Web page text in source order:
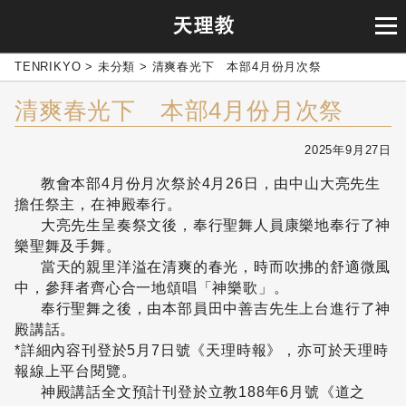
TENRIKYO > 未分類 > 清爽春光下 本部4月份月次祭
清爽春光下 本部4月份月次祭
2025年9月27日
教會本部4月份月次祭於4月26日，由中山大亮先生
擔任祭主，在神殿奉行。
大亮先生呈奏祭文後，奉行聖舞人員康樂地奉行了神
樂聖舞及手舞。
當天的親里洋溢在清爽的春光，時而吹拂的舒適微風
中，參拜者齊心合一地頌唱「神樂歌」。
奉行聖舞之後，由本部員田中善吉先生上台進行了神
殿講話。
*詳細內容刊登於5月7日號《天理時報》，亦可於天理時
報線上平台閱覽。
神殿講話全文預計刊登於立教188年6月號《道之